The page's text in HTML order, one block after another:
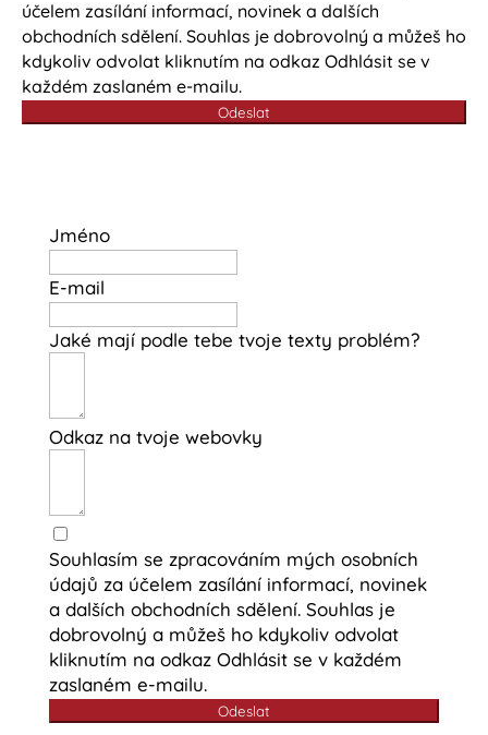
účelem zasílání informací, novinek a dalších
obchodních sdělení. Souhlas je dobrovolný a můžeš ho
kdykoliv odvolat kliknutím na odkaz Odhlásit se v
každém zaslaném e-mailu.
Odeslat
Jméno
E-mail
Jaké mají podle tebe tvoje texty problém?
Odkaz na tvoje webovky
Souhlasím se zpracováním mých osobních
údajů za účelem zasílání informací, novinek
a dalších obchodních sdělení. Souhlas je
dobrovolný a můžeš ho kdykoliv odvolat
kliknutím na odkaz Odhlásit se v každém
zaslaném e-mailu.
Odeslat